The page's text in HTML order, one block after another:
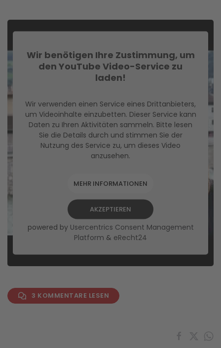
Wir benötigen Ihre Zustimmung, um
den YouTube Video-Service zu
laden!
Wir verwenden einen Service eines Drittanbieters,
um Videoinhalte einzubetten. Dieser Service kann
Daten zu Ihren Aktivitäten sammeln. Bitte lesen
Sie die Details durch und stimmen Sie der
Nutzung des Service zu, um dieses Video
anzusehen.
MEHR INFORMATIONEN
AKZEPTIEREN
powered by Usercentrics Consent Management
Platform & eRecht24
3 KOMMENTARE LESEN